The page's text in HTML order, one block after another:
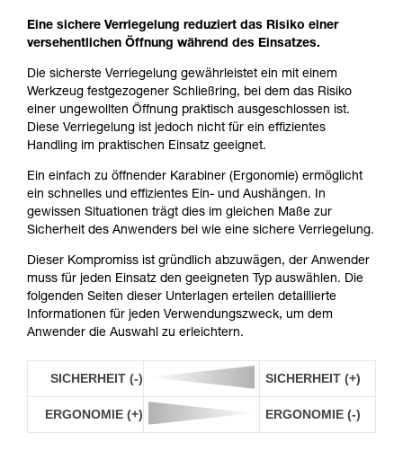
Eine sichere Verriegelung reduziert das Risiko einer
versehentlichen Öffnung während des Einsatzes.
Die sicherste Verriegelung gewährleistet ein mit einem
Werkzeug festgezogener Schließring, bei dem das Risiko
einer ungewollten Öffnung praktisch ausgeschlossen ist.
Diese Verriegelung ist jedoch nicht für ein effizientes
Handling im praktischen Einsatz geeignet.
Ein einfach zu öffnender Karabiner (Ergonomie) ermöglicht
ein schnelles und effizientes Ein- und Aushängen. In
gewissen Situationen trägt dies im gleichen Maße zur
Sicherheit des Anwenders bei wie eine sichere Verriegelung.
Dieser Kompromiss ist gründlich abzuwägen, der Anwender
muss für jeden Einsatz den geeigneten Typ auswählen. Die
folgenden Seiten dieser Unterlagen erteilen detaillierte
Informationen für jeden Verwendungszweck, um dem
Anwender die Auswahl zu erleichtern.
SICHERHEIT (-) SICHERHEIT (+)
ERGONOMIE (+) ERGONOMIE (-)